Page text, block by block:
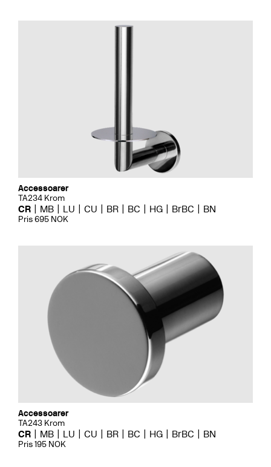
Accessoarer
TA234 Krom
CR MB LU CU BR BC HG BrBC BN
Pris 695 NOK
Accessoarer
TA243 Krom
CR MB LU CU BR BC HG BrBC BN
Pris 195 NOK